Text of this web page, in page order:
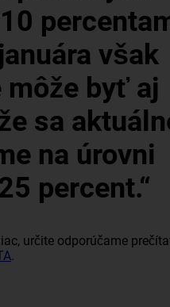
však
môže byť aj
sa
na úrovni
percent.“
určite odporúčame